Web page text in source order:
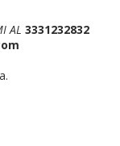
AL 3331232832